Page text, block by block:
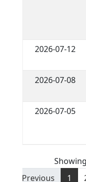
2026-07-12
2026-07-08
2026-07-05
Previous
1